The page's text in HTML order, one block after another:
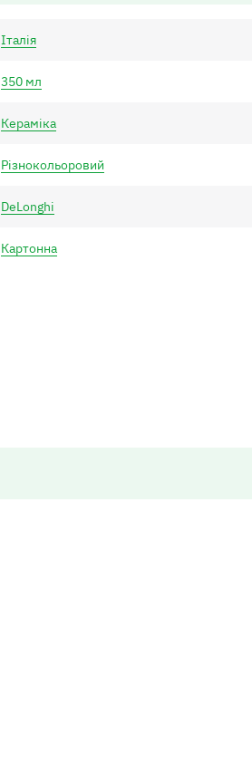
Італія
350 мл
Кераміка
Різнокольоровий
DeLonghi
Картонна